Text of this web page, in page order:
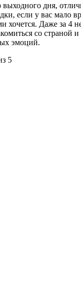
выходного дня,
если у вас мало
хочется. Даже за 4
со страной
эмоций.
5